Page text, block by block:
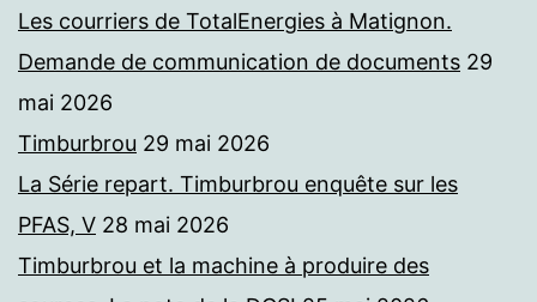
Les courriers de TotalEnergies à Matignon.
Demande de communication de documents 29
mai 2026
Timburbrou 29 mai 2026
La Série repart. Timburbrou enquête sur les
PFAS, V 28 mai 2026
Timburbrou et la machine à produire des